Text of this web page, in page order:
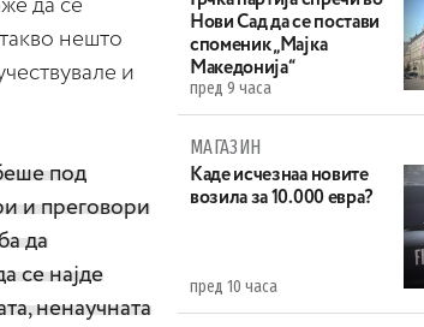
да се
нешто
и
под
и преговори
да
се најде
ненаучната
Нови Сад да се постави
споменик „Мајка
Македонија“
пред 9 часа
МАГАЗИН
Каде исчезнаа новите
возила за 10.000 евра?
пред 10 часа